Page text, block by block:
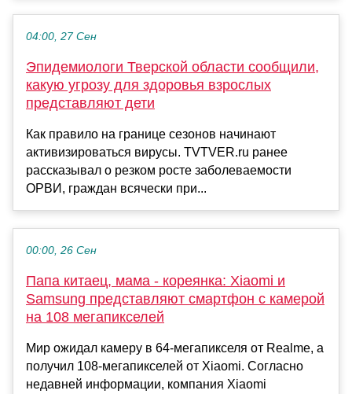
04:00, 27 Сен
Эпидемиологи Тверской области сообщили,
какую угрозу для здоровья взрослых
представляют дети
Как правило на границе сезонов начинают
активизироваться вирусы. TVTVER.ru ранее
рассказывал о резком росте заболеваемости
ОРВИ, граждан всячески при...
00:00, 26 Сен
Папа китаец, мама - кореянка: Xiaomi и
Samsung представляют смартфон с камерой
на 108 мегапикселей
Мир ожидал камеру в 64-мегапикселя от Realme, а
получил 108-мегапикселей от Xiaomi. Согласно
недавней информации, компания Xiaomi